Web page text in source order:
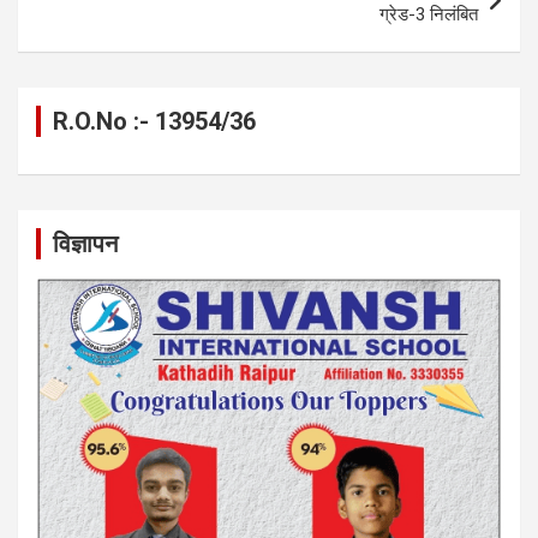
ग्रेड-3 निलंबित
R.O.No :- 13954/36
विज्ञापन